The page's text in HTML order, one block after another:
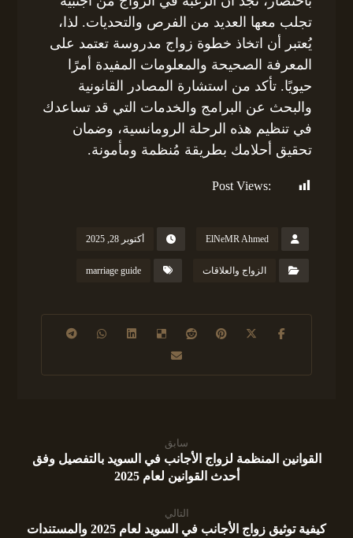
تجلب معها العديد من الفرص والتحديات. لذا،
يُعتبر أن اتخاذ خطوة زواج مدروسة تعتمد على
المعرفة الصحيحة والمعلومات المفيدة أمرًا
حيويًا. تأكد من استشارة المصادر القانونية
والبحث عن البرامج والخدمات التي قد تساعدك
في تنظيم هذه الرحلة الرومانسية، وضمان
تحقيق أحلامك بطريقة مُنظمة ومأمونة.
Post Views:
ElNeMR Ahmed أكتوبر 28, 2025
الزواج والعلاقات marriage guide
سابق
القوانين المنظمة لزواج الأجانب في السويد بالتفصيل وفق
أحدث القوانين لعام 2025
التالي
كيفية توثيق زواج الأجانب في السويد لعام 2025 والمستندات